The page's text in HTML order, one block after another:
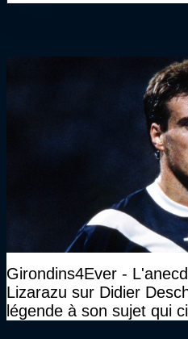
Girondins4Ever -
Lizarazu sur Didier
légende à son sujet qui